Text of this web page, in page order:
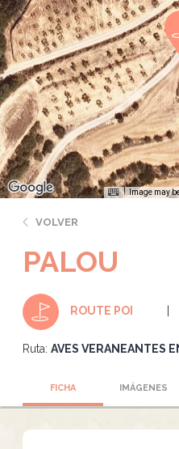
Image may
VOLVER
PALOU
ROUTE POI
Ruta: AVES VERANEANTES
FICHA IMÁGENES